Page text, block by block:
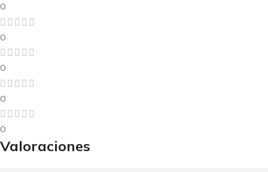
0
0
0
0
0
Valoraciones